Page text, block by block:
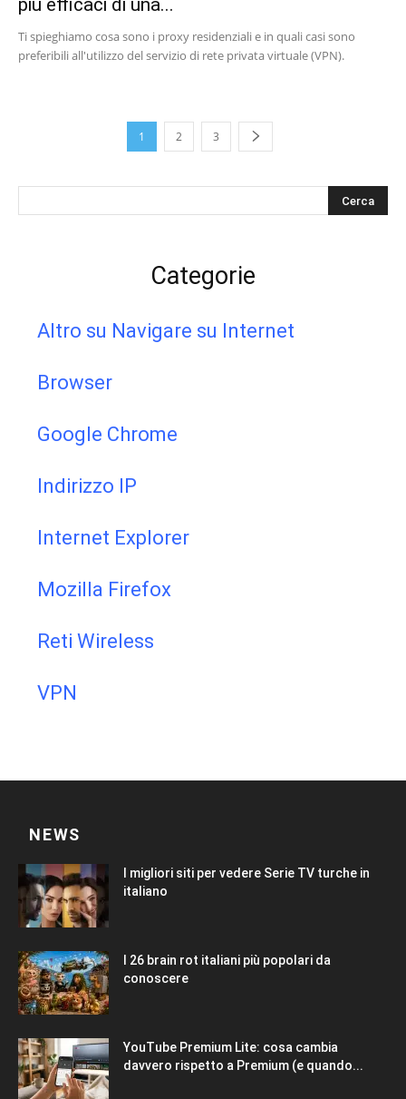
più efficaci di una...
Ti spieghiamo cosa sono i proxy residenziali e in quali casi sono
preferibili all'utilizzo del servizio di rete privata virtuale (VPN).
1 2 3
s
Categorie
Altro su Navigare su Internet
Browser
Google Chrome
Indirizzo IP
Internet Explorer
Mozilla Firefox
Reti Wireless
VPN
NEWS
I migliori siti per vedere Serie TV turche in
italiano
I 26 brain rot italiani più popolari da
conoscere
YouTube Premium Lite: cosa cambia
davvero rispetto a Premium (e quando...